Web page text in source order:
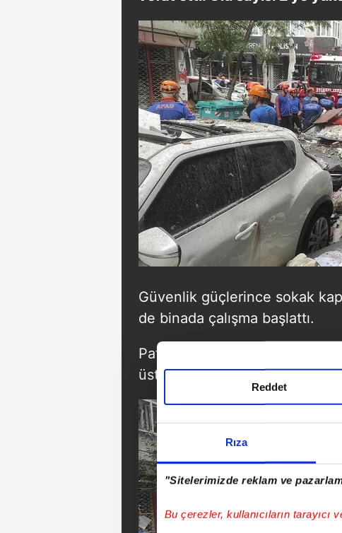
Rıza
"Sitelerimizde reklam ve
Bu çerezler, kullanıcıların tarayıcı
Reddet
Güvenlik güçlerince sokak
de binada çalışma başlattı.
Patlamanın etkisiyle binadan
üstüne düşerken çevredeki